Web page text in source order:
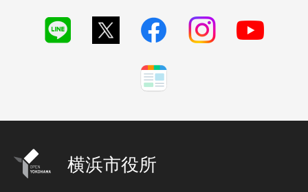
横浜市役所